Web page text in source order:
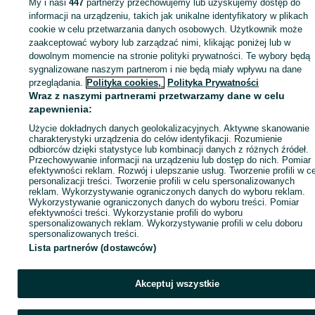
KATEGORIA
ID:877105326 Wyświetlenia:
Zadzwoń / SMS
My i nasi447 partnerzy przechowujemy lub uzyskujemy dostęp do
informacji na urządzeniu, takich jak unikalne identyfikatory w plikach
cookie w celu przetwarzania danych osobowych. Użytkownik może
zaakceptować wybory lub zarządzać nimi, klikając poniżej lub w
dowolnym momencie na stronie polityki prywatności. Te wybory będą
sygnalizowane naszym partnerom i nie będą miały wpływu na dane
przeglądania. Polityka cookies, Polityka Prywatności
Wraz z naszymi partnerami przetwarzamy dane w celu
zapewnienia:
Użycie dokładnych danych geolokalizacyjnych. Aktywne skanowanie
charakterystyki urządzenia do celów identyfikacji. Rozumienie
odbiorców dzięki statystyce lub kombinacji danych z różnych źródeł.
Przechowywanie informacji na urządzeniu lub dostęp do nich. Pomiar
efektywności reklam. Rozwój i ulepszanie usług. Tworzenie profili w
personalizacji treści. Tworzenie profili w celu spersonalizowanych
reklam. Wykorzystywanie ograniczonych danych do wyboru reklam.
Wykorzystywanie ograniczonych danych do wyboru treści. Pomiar
efektywności treści. Wykorzystanie profili do wyboru
spersonalizowanych reklam. Wykorzystywanie profili w celu doboru
spersonalizowanych treści.
Lista partnerów (dostawców)
Akceptuj wszystkie